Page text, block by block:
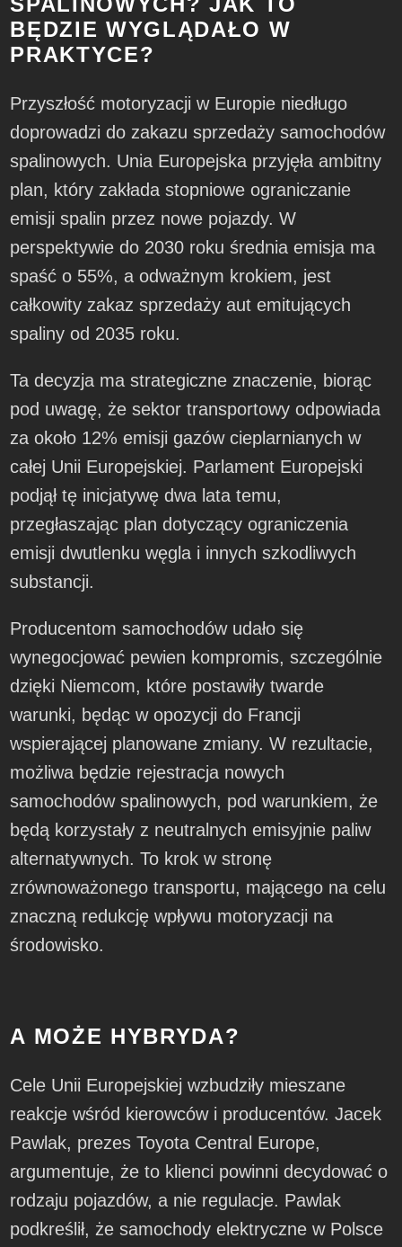
BĘDZIE WYGLĄDAŁO W
PRAKTYCE?
Przyszłość motoryzacji w Europie niedługo
doprowadzi do zakazu sprzedaży samochodów
spalinowych. Unia Europejska przyjęła ambitny
plan, który zakłada stopniowe ograniczanie
emisji spalin przez nowe pojazdy. W
perspektywie do 2030 roku średnia emisja ma
spaść o 55%, a odważnym krokiem, jest
całkowity zakaz sprzedaży aut emitujących
spaliny od 2035 roku.
Ta decyzja ma strategiczne znaczenie, biorąc
pod uwagę, że sektor transportowy odpowiada
za około 12% emisji gazów cieplarnianych w
całej Unii Europejskiej. Parlament Europejski
podjął tę inicjatywę dwa lata temu,
przegłaszając plan dotyczący ograniczenia
emisji dwutlenku węgla i innych szkodliwych
substancji.
Producentom samochodów udało się
wynegocjować pewien kompromis, szczególnie
dzięki Niemcom, które postawiły twarde
warunki, będąc w opozycji do Francji
wspierającej planowane zmiany. W rezultacie,
możliwa będzie rejestracja nowych
samochodów spalinowych, pod warunkiem, że
będą korzystały z neutralnych emisyjnie paliw
alternatywnych. To krok w stronę
zrównoważonego transportu, mającego na celu
znaczną redukcję wpływu motoryzacji na
środowisko.
A MOŻE HYBRYDA?
Cele Unii Europejskiej wzbudziły mieszane
reakcje wśród kierowców i producentów. Jacek
Pawlak, prezes Toyota Central Europe,
argumentuje, że to klienci powinni decydować o
rodzaju pojazdów, a nie regulacje. Pawlak
podkreślił, że samochody elektryczne w Polsce